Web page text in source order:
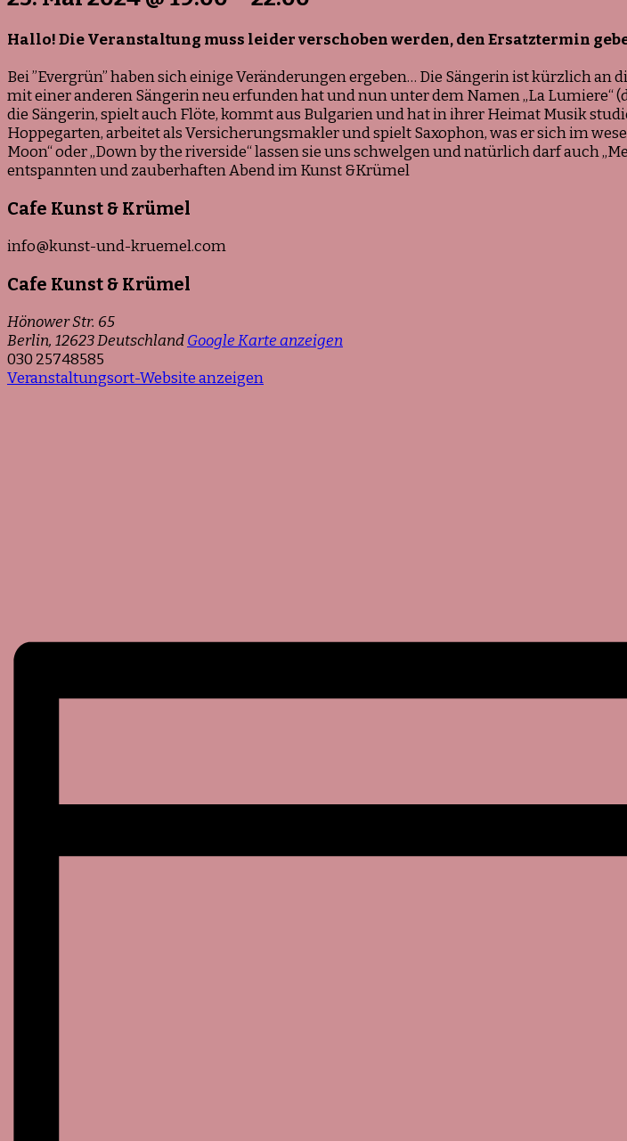
Hallo! Die Veranstaltung muss leider verschoben werden, den Ersatztermin
Bei ”Evergrün” haben sich einige Veränderungen ergeben… Die Sängerin ist kürzlich
mit einer anderen Sängerin neu erfunden hat und nun unter dem Namen „La Lumiere“
die Sängerin, spielt auch Flöte, kommt aus Bulgarien und hat in ihrer Heimat Musik
Hoppegarten, arbeitet als Versicherungsmakler und spielt Saxophon, was er sich im
Moon“ oder „Down by the riverside“ lassen sie uns schwelgen und natürlich darf auch
entspannten und zauberhaften Abend im Kunst &Krümel
Cafe Kunst & Krümel
info@kunst-und-kruemel.com
Cafe Kunst & Krümel
Hönower Str. 65
Berlin, 12623DeutschlandGoogle Karte anzeigen
030 25748585
Veranstaltungsort-Website anzeigen